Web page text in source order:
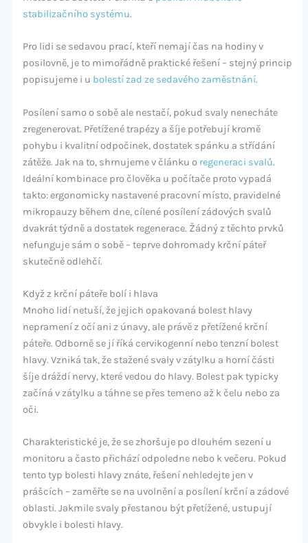
stabilizačního systému.
Pro lidi se sedavou prací, kteří nemají čas na hodiny v
posilovně, je to mimořádně praktické řešení – stejný princip
popisujeme i u bolestí zad ze sedavého zaměstnání.
Posílení samo o sobě ale nestačí, pokud svaly nenecháte
zregenerovat. Přetížené trapézy a šíje potřebují kromě
pohybu i kvalitní odpočinek, dostatek spánku a střídání
zátěže. Jak na to, shrnujeme v článku o regeneraci svalů.
Ideální kombinace pro člověka u počítače proto vypadá
takto: ergonomicky nastavené pracovní místo, pravidelné
mikropauzy během dne, cílené posílení zádových svalů
dvakrát týdně a dostatek regenerace. Žádný z těchto prvků
nefunguje sám o sobě – teprve dohromady krční páteř
skutečně odlehčí.
Když z krční páteře bolí i hlava
Mnoho lidí netuší, že jejich opakovaná bolest hlavy
nepramení z očí ani z únavy, ale právě z přetížené krční
páteře. Odborně se jí říká cervikogenní nebo tenzní bolest
hlavy. Vzniká tak, že stažené svaly v zátylku a horní části
šíje dráždí nervy, které vedou do hlavy. Bolest pak typicky
začíná v zátylku a táhne se přes temeno až k čelu nebo za
oči.
Charakteristické je, že se zhoršuje po dlouhém sezení u
monitoru a často přichází odpoledne nebo k večeru. Pokud
tento typ bolesti hlavy znáte, řešení nehledejte jen v
prášcích – zaměřte se na uvolnění a posílení krční a zádové
oblasti. Jakmile svaly přestanou být přetížené, ustupují
obvykle i bolesti hlavy.